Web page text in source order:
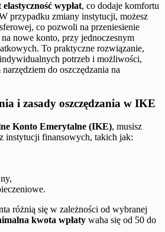
elastyczność wypłat, co dodaje komfortu
przypadku zmiany instytucji, możesz
co pozwoli na przeniesienie
nowe konto, przy jednoczesnym
To praktyczne rozwiązanie,
potrzeb i możliwości,
do oszczędzania na
i zasady oszczędzania w IKE
Konto Emerytalne (IKE), musisz
instytucji finansowych, takich jak:
różnią się w zależności od wybranej
kwota wpłaty waha się od 50 do